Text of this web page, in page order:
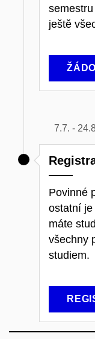
ještě
7.7. -
Povinné
ostatní je
máte
všechny
studiem.